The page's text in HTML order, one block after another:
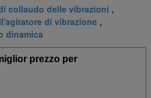
collaudo delle vibrazioni ,
di vibrazione ,
dinamica
prezzo per